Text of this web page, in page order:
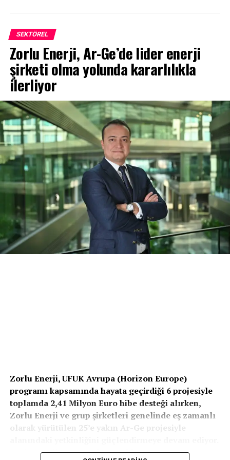
SEKTÖREL
Zorlu Enerji, Ar-Ge’de lider enerji
şirketi olma yolunda kararlılıkla
ilerliyor
Zorlu Enerji, UFUK Avrupa (Horizon Europe)
programı kapsamında hayata geçirdiği 6 projesiyle
toplamda 2,41 Milyon Euro hibe desteği alırken,
Zorlu Enerji ve grup şirketleri genelinde eş zamanlı
olarak yürütülen 25’e yakın Ar-Ge projesiyle
Zorlu Enerji Jeotermal Kaynaklar, Ar-Ge ve